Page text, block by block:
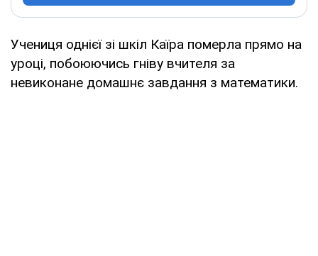
Учениця однієї зі шкіл Каїра померла прямо на
уроці, побоюючись гніву вчителя за
невиконане домашнє завдання з математики.